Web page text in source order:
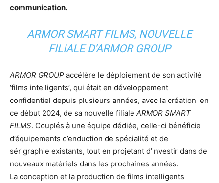
communication.
ARMOR SMART FILMS, NOUVELLE
FILIALE D’ARMOR GROUP
ARMOR GROUP accélère le déploiement de son activité
‘films intelligents’, qui était en développement
confidentiel depuis plusieurs années, avec la création, en
ce début 2024, de sa nouvelle filiale ARMOR SMART
FILMS. Couplés à une équipe dédiée, celle-ci bénéficie
d’équipements d’enduction de spécialité et de
sérigraphie existants, tout en projetant d’investir dans de
nouveaux matériels dans les prochaines années.
La conception et la production de films intelligents